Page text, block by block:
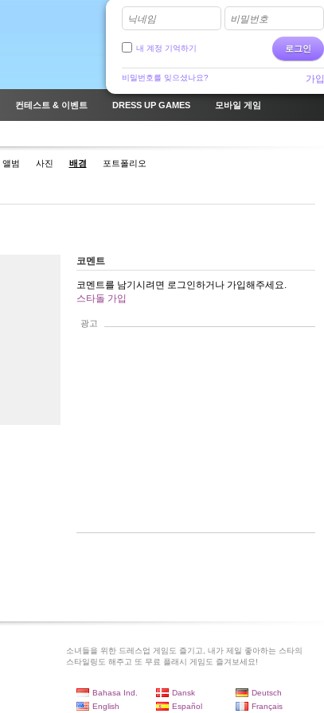
닉네임 비밀번호
로그인
내 계정 기억하기
비밀번호를 잊으셨나요? 가입
컨테스트 & 이벤트 DRESS UP GAMES 모바일 게임
앨범 사진 배경 포트폴리오
코멘트
코멘트를 남기시려면 로그인하거나 가입해주세요.
스타돌 가입
광고
소녀들을 위한 드레스업 게임도 즐기고, 내가 제일 좋아하는 스타의
스타일링도 해주고 또 무료 플래시 게임도 즐겨보세요!
Bahasa Ind. Dansk
Deutsch
English
Español Français